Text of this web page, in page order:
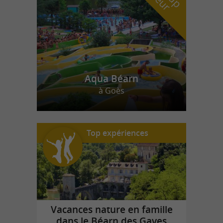
Aqua Béarn
à Goès
Top expériences
Vacances nature en famille